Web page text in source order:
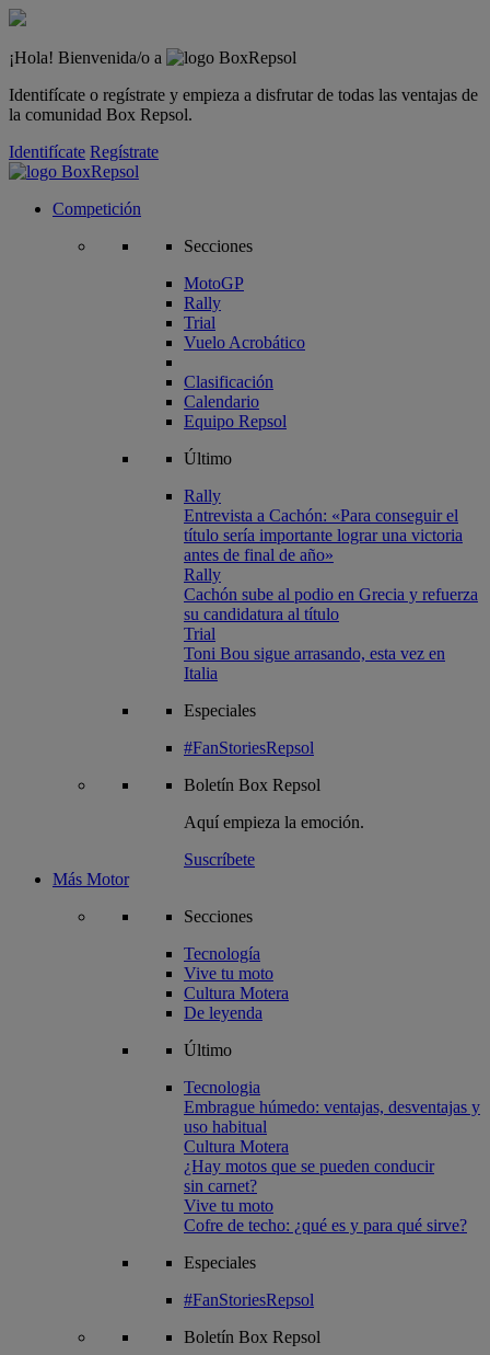
¡Hola! Bienvenida/o a
Identifícate o regístrate y empieza a disfrutar de todas las ventajas de
la comunidad Box Repsol.
Identifícate Regístrate
Competición
Secciones
MotoGP
Rally
Trial
Vuelo Acrobático
Clasificación
Calendario
Equipo Repsol
Último
Rally
Entrevista a Cachón: «Para conseguir el
título sería importante lograr una victoria
antes de final de año»
Rally
Cachón sube al podio en Grecia y refuerza
su candidatura al título
Trial
Toni Bou sigue arrasando, esta vez en
Italia
Especiales
#FanStoriesRepsol
Boletín Box Repsol
Aquí empieza la emoción.
Suscríbete
Más Motor
Secciones
Tecnología
Vive tu moto
Cultura Motera
De leyenda
Último
Tecnologia
Embrague húmedo: ventajas, desventajas y
uso habitual
Cultura Motera
¿Hay motos que se pueden conducir
sin carnet?
Vive tu moto
Cofre de techo: ¿qué es y para qué sirve?
Especiales
#FanStoriesRepsol
Boletín Box Repsol